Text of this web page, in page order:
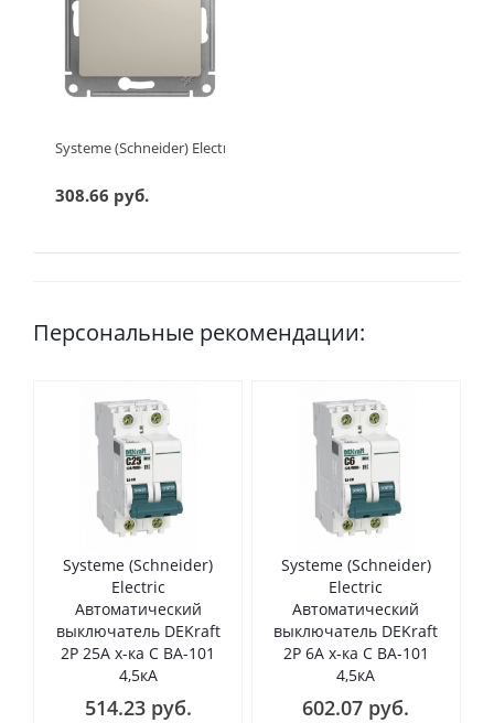
Systeme (Schneider) Electric GLOSSA 1-клавишный
308.66 руб.
Персональные рекомендации:
Systeme (Schneider)
Electric
Автоматический
выключатель DEKraft
2Р 25А х-ка C ВА-101
4,5кА
514.23 руб.
Systeme (Schneider)
Electric
Автоматический
выключатель DEKraft
2Р 6А х-ка C ВА-101
4,5кА
602.07 руб.